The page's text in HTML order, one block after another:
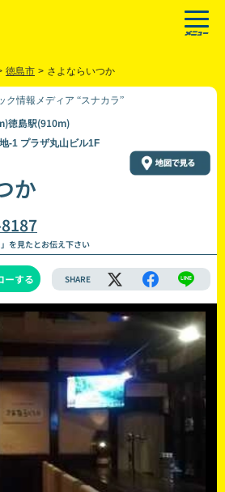
徳島市 > さよならいつか
ク情報メディア “スナカラ”
徳島駅(910m)
-1 プラザ丸山ビル1F
か
を見たとお伝え下さい
ーする SHARE